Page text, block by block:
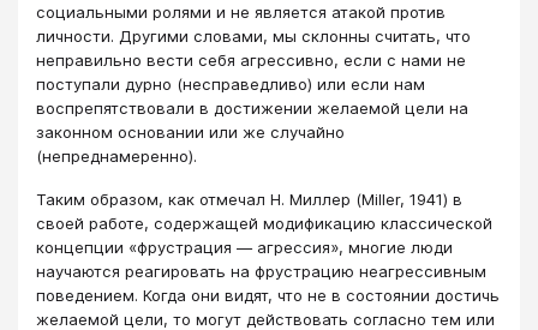
социальными ролями и не является атакой против
личности. Другими словами, мы склонны считать, что
неправильно вести себя агрессивно, если с нами не
поступали дурно (несправедливо) или если нам
воспрепятствовали в достижении желаемой цели на
законном основании или же случайно
(непреднамеренно).
Таким образом, как отмечал Н. Миллер (Miller, 1941) в
своей работе, содержащей модификацию классической
концепции «фрустрация — агрессия», многие люди
научаются реагировать на фрустрацию неагрессивным
поведением. Когда они видят, что не в состоянии достичь
желаемой цели, то могут действовать согласно тем или